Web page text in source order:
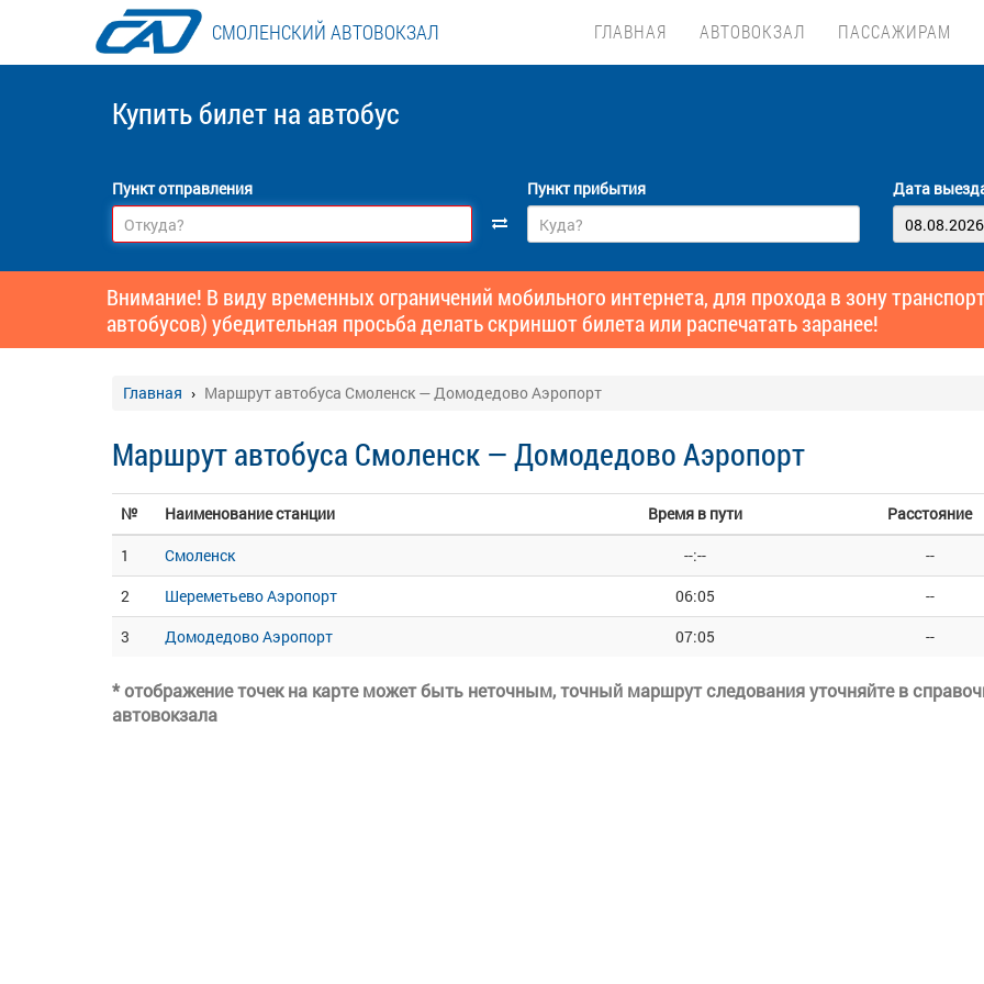
СМОЛЕНСКИЙ АВТОВОКЗАЛ ГЛАВНАЯ АВТОВОКЗАЛ ПАССАЖИРАМ
Купить билет на автобус
Пункт отправления Пункт прибытия Дата
Внимание! В виду временных ограничений мобильного интернета, для прохода в зону
автобусов) убедительная просьба делать скриншот билета или распечатать заранее!
Главная Маршрут автобуса Смоленск — Домодедово Аэропорт
Маршрут автобуса Смоленск — Домодедово Аэропорт
№ Наименование станции Время в пути
Расстояние
1
Смоленск --:--
--
2
Шереметьево Аэропорт 06:05
--
3
Домодедово Аэропорт 07:05 --
* отображение точек на карте может быть неточным, точный маршрут следования уточняйте в
автовокзала